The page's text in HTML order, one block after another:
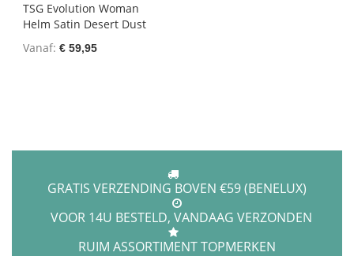
TSG Evolution Woman
Helm Satin Desert Dust
Vanaf € 59,95
GRATIS VERZENDING BOVEN €59 (BENELUX)
VOOR 14U BESTELD, VANDAAG VERZONDEN
RUIM ASSORTIMENT TOPMERKEN